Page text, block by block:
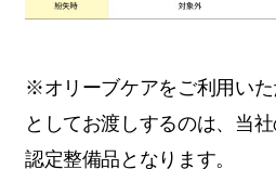
※オリーブケアをご利用い
としてお渡しするのは、当
認定整備品となります。